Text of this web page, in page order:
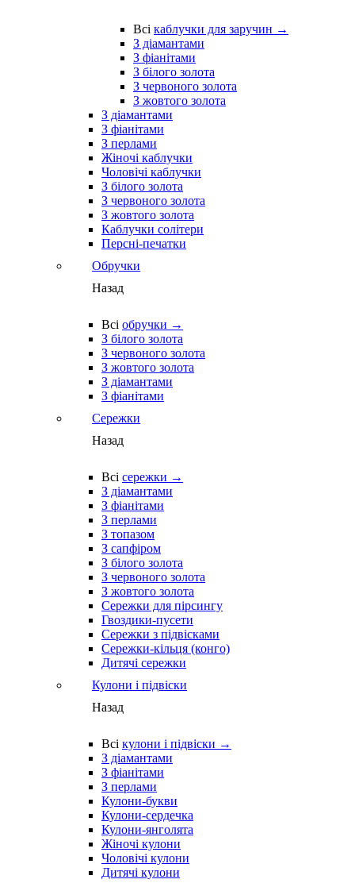
Всі каблучки для заручин →
З діамантами
З фіанітами
З білого золота
З червоного золота
З жовтого золота
З діамантами
З фіанітами
З перлами
Жіночі каблучки
Чоловічі каблучки
З білого золота
З червоного золота
З жовтого золота
Каблучки солітери
Персні-печатки
Обручки
Назад
Всі обручки →
З білого золота
З червоного золота
З жовтого золота
З діамантами
З фіанітами
Сережки
Назад
Всі сережки →
З діамантами
З фіанітами
З перлами
З топазом
З сапфіром
З білого золота
З червоного золота
З жовтого золота
Сережки для пірсингу
Гвоздики-пусети
Сережки з підвісками
Сережки-кільця (конго)
Дитячі сережки
Кулони і підвіски
Назад
Всі кулони і підвіски →
З діамантами
З фіанітами
З перлами
Кулони-букви
Кулони-сердечка
Кулони-янголята
Жіночі кулони
Чоловічі кулони
Дитячі кулони